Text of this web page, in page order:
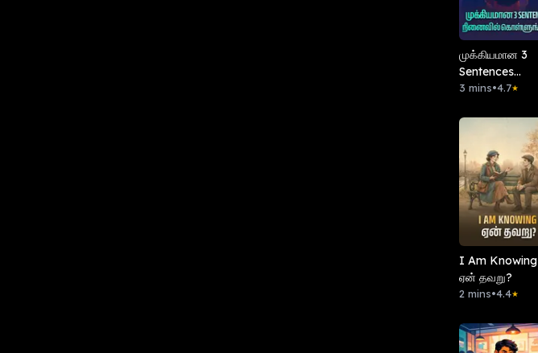
முக்கியமான 3
Sentences
நினைவில்
3 mins•4.7★
I Am Knowing
ஏன் தவறு?
2 mins•4.4★